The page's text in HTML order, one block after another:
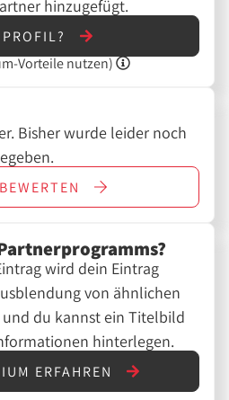
hinzugefügt.
Vorteile nutzen)
Bisher wurde leider noch
BEWERTEN
wird dein Eintrag
von ähnlichen
du kannst ein Titelbild
hinterlegen.
ERFAHREN